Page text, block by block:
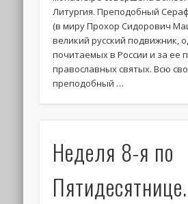
Литургия. Преподобный
(в миру Прохор Сидорович
великий русский подвижник,
почитаемых в России и за ее
православных святых. Всю
преподобный …
Неделя 8-я по